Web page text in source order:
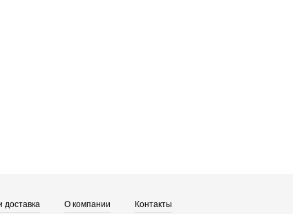
доставка О компании Контакты